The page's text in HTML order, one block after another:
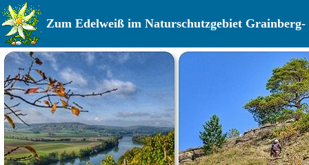
Zum Edelweiß im Naturschutzgebiet Grainberg-